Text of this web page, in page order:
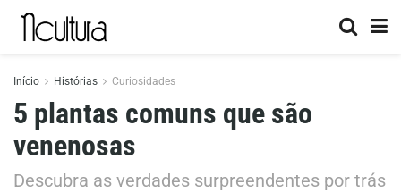
Início Histórias Curiosidades
5 plantas comuns que são
venenosas
Descubra as verdades surpreendentes por trás